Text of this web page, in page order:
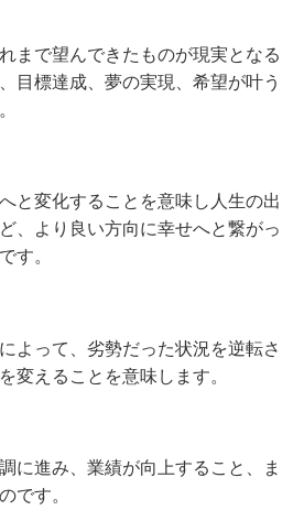
まで望んできたものが現実となる
目標達成、夢の実現、希望が叶う
と変化することを意味し人生の出
、より良い方向に幸せへと繋がっ
す。
よって、劣勢だった状況を逆転さ
変えることを意味します。
に進み、業績が向上すること、ま
です。